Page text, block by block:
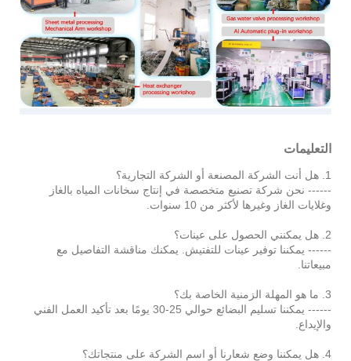
التعليمات
1. هل أنت الشركة المصنعة أو الشركة التجارية؟
------ نحن شركة تصنيع متخصصة في إنتاج سخانات المياه بالغاز
وغلايات الغاز وغيرها لأكثر من 10 سنوات.
2. هل يمكنني الحصول على عينات؟
------ يمكننا توفير عينات للتفتيش. يمكنك مناقشة التفاصيل مع
مبيعاتنا.
3. ما هو المهلة الزمنية الخاصة بك؟
------ يمكننا تسليم البضائع حوالي 25-30 يومًا بعد تأكيد العمل الفني
والإيداع.
4. هل يمكننا وضع شعارنا أو اسم الشركة على منتجاتك؟